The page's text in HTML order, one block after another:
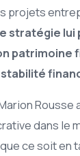
projets
stratégie lui
patrimoine
stabilité
Rousse
dans le
ce soit en